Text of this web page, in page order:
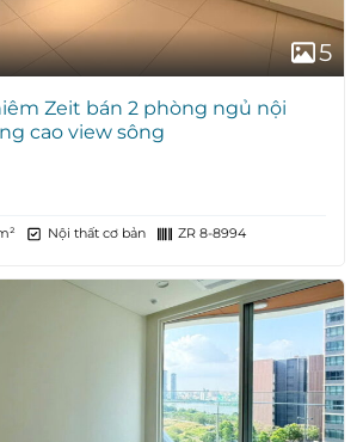
5
Zeit bán 2 phòng ngủ nội
cao view sông
Nội thất cơ bản ZR 8-8994